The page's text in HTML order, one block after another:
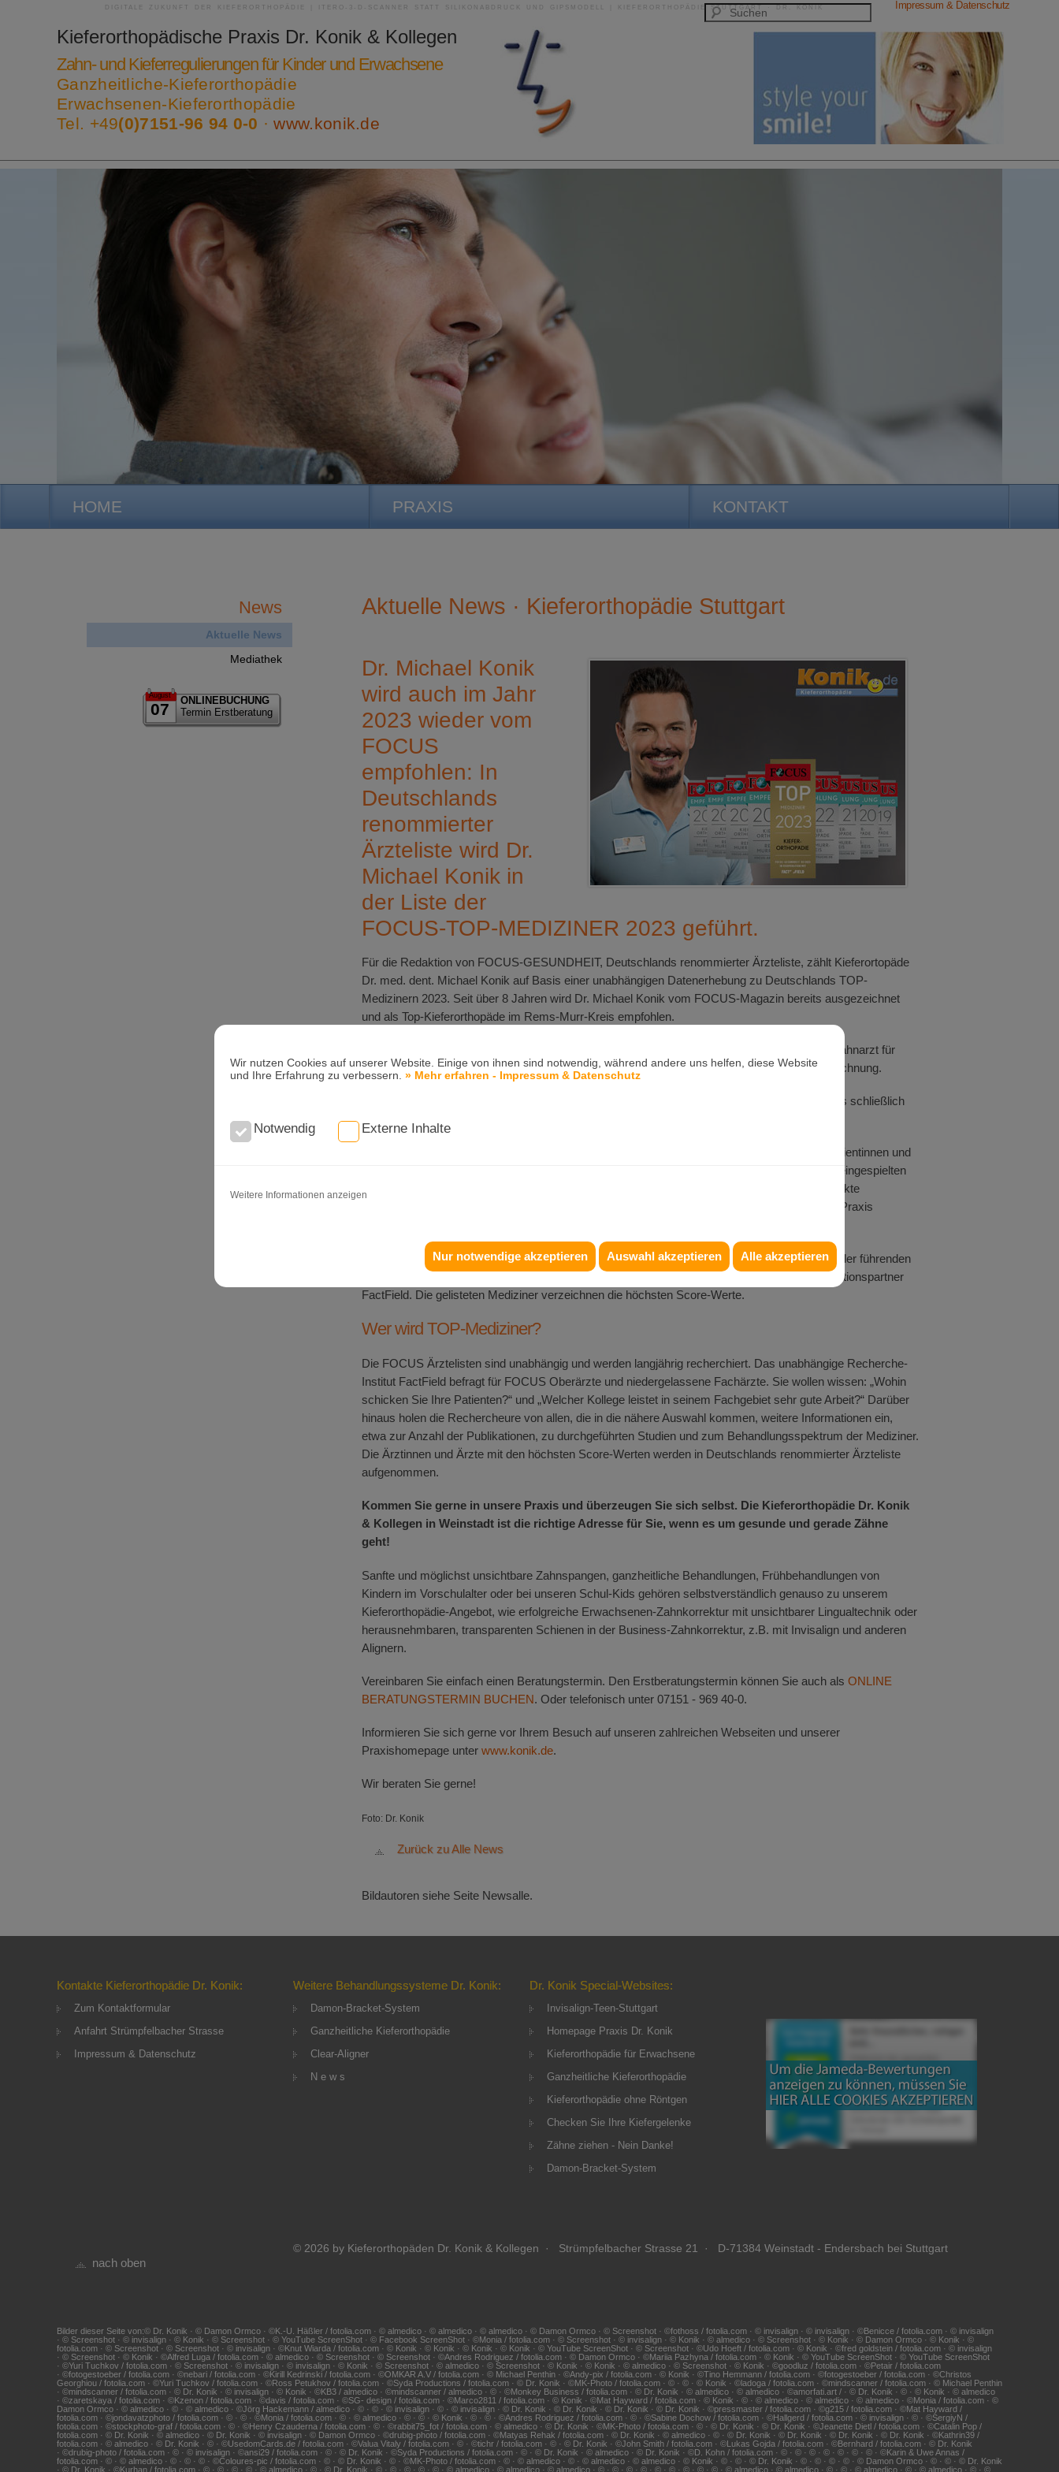
Wir nutzen Cookies auf unserer Website. Einige von ihnen sind notwendig, während andere uns helfen, diese Website
und Ihre Erfahrung zu verbessern. » Mehr erfahren - Impressum & Datenschutz
Notwendig Externe Inhalte
Weitere Informationen anzeigen
Nur notwendige akzeptieren Auswahl akzeptieren Alle akzeptieren
Impressum & Datenschutz
DIGITALE ZUKUNFT DER KIEFERORTHOPÄDIE | ITERO-3-D-SCANNER STATT SILIKONABDRUCK UND GIPSMODELL | KIEFERORTHOPÄDIE STUTTGART · DR. KONIK
Kieferorthopädische Praxis Dr. Konik & Kollegen
Zahn- und Kieferregulierungen für Kinder und Erwachsene
Ganzheitliche-Kieferorthopädie
Erwachsenen-Kieferorthopädie
Tel. +49(0)7151-96 94 0-0 ·www.konik.de
HOME PRAXIS KONTAKT
News
Aktuelle News
Mediathek
August
07
ONLINEBUCHUNG
Termin Erstberatung
Aktuelle News · Kieferorthopädie Stuttgart
Dr. Michael Konik
wird auch im Jahr
2023 wieder vom
FOCUS
empfohlen: In
Deutschlands
renommierter
Ärzteliste wird Dr.
Michael Konik in
der Liste der
FOCUS-TOP-MEDIZINER 2023 geführt.
Für die Redaktion von FOCUS-GESUNDHEIT, Deutschlands renommierter Ärzteliste, zählt Kieferortopäde
Dr. med. dent. Michael Konik auf Basis einer unabhängigen Datenerhebung zu Deutschlands TOP-
Medizinern 2023. Seit über 8 Jahren wird Dr. Michael Konik vom FOCUS-Magazin bereits ausgezeichnet
und als Top-Kieferorthopäde im Rems-Murr-Kreis empfohlen.
Der Gründer der Praxis Dr. Konik & Kollegen in Weinstadt bei Stuttgart und engagierter Fachzahnarzt für
Kieferorthopädie Dr. Michael Konik freut sich mit seinem gesamten Team über die tolle Auszeichnung.
Gleich als erstes dankte er seinem gesamten Team. Ohne die exzellente Teamarbeit wäre dies schließlich
"Es freut mich sehr, und es macht das gesamte Team stolz, dass unsere Arbeit für unsere Patientinnen und
Patienten auch eine solche Anerkennung findet. Es bereitet mir zusammen mit einem perfekt eingespielten
Praxisteam eine große Freude, Patienten helfen zu können, die eine gesunde, ästhetisch perfekte
Zahnstellung wünschen oder beispielsweise mit Kiefergelenk- oder Muskelproblemen unsere Praxis
Seit 30 Jahren veröffentlichen die Magazine FOCUS und FOCUS-GESUNDHEIT Ärztelisten der führenden
Mediziner in Deutschland. Die Listen entstehen in umfangreicher Recherche mit dem Kooperationspartner
FactField. Die gelisteten Mediziner verzeichnen die höchsten Score-Werte.
Wer wird TOP-Mediziner?
Die FOCUS Ärztelisten sind unabhängig und werden langjährig recherchiert. Das unabhängige Recherche-
Institut FactField befragt für FOCUS Oberärzte und niedergelassene Fachärzte. Sie wollen wissen: „Wohin
schicken Sie Ihre Patienten?“ und „Welcher Kollege leistet in seinem Fachgebiet sehr gute Arbeit?“ Darüber
hinaus holen die Rechercheure von allen, die in die nähere Auswahl kommen, weitere Informationen ein,
etwa zur Anzahl der Publikationen, zu durchgeführten Studien und zum Behandlungsspektrum der Mediziner.
Die Ärztinnen und Ärzte mit den höchsten Score-Werten werden in Deutschlands renommierter Ärzteliste
aufgenommen.
Kommen Sie gerne in unsere Praxis und überzeugen Sie sich selbst. Die Kieferorthopädie Dr. Konik
& Kollegen in Weinstadt ist die richtige Adresse für Sie, wenn es um gesunde und gerade Zähne
geht!
Sanfte und möglichst unsichtbare Zahnspangen, ganzheitliche Behandlungen, Frühbehandlungen von
Kindern im Vorschulalter oder bei unseren Schul-Kids gehören selbstverständlich genauso zu unserem
Kieferorthopädie-Angebot, wie erfolgreiche Erwachsenen-Zahnkorrektur mit unsichtbarer Lingualtechnik oder
herausnehmbaren, transparenten Schienen in der Business-Zahnkorrektur, z.B. mit Invisalign und anderen
Alignern.
Vereinbaren Sie einfach einen Beratungstermin. Den Erstberatungstermin können Sie auch als ONLINE
BERATUNGSTERMIN BUCHEN. Oder telefonisch unter 07151 - 969 40-0.
Informieren Sie sich gerne vor Ihrem Besuch auf unseren zahlreichen Webseiten und unserer
Praxishomepage unter www.konik.de.
Wir beraten Sie gerne!
Foto: Dr. Konik
Zurück zu Alle News
Bildautoren siehe Seite Newsalle.
Kontakte Kieferorthopädie Dr. Konik:
Zum Kontaktformular
Anfahrt Strümpfelbacher Strasse
Impressum & Datenschutz
Weitere Behandlungssysteme Dr. Konik:
Damon-Bracket-System
Ganzheitliche Kieferorthopädie
Clear-Aligner
N e w s
Dr. Konik Special-Websites:
Invisalign-Teen-Stuttgart
Homepage Praxis Dr. Konik
Kieferorthopädie für Erwachsene
Ganzheitliche Kieferorthopädie
Kieferorthopädie ohne Röntgen
Checken Sie Ihre Kiefergelenke
Zähne ziehen - Nein Danke!
Damon-Bracket-System
nach oben
© 2026 by Kieferorthopäden Dr. Konik & Kollegen · Strümpfelbacher Strasse 21 · D-71384 Weinstadt - Endersbach bei Stuttgart
Bilder dieser Seite von:© Dr. Konik · © Damon Ormco · ©K.-U. Häßler / fotolia.com · © almedico · © almedico · © almedico · © Damon Ormco · © Screenshot · ©fothoss / fotolia.com · © invisalign · © invisalign · ©Benicce / fotolia.com · © invisalign
· © Screenshot · © invisalign · © Konik · © Screenshot · © YouTube ScreenShot · © Facebook ScreenShot · ©Monia / fotolia.com · © Screenshot · © invisalign · © Konik · © almedico · © Screenshot · © Konik · © Damon Ormco · © Konik · ©
fotolia.com · © Screenshot · © Screenshot · © invisalign · ©Knut Wiarda / fotolia.com · © Konik · © Konik · © Konik · © Konik · © YouTube ScreenShot · © Screenshot · ©Udo Hoeft / fotolia.com · © Konik · ©fred goldstein / fotolia.com · © invisalign
· © Screenshot · © Konik · ©Alfred Luga / fotolia.com · © almedico · © Screenshot · © Screenshot · ©Andres Rodriguez / fotolia.com · © Damon Ormco · ©Mariia Pazhyna / fotolia.com · © Konik · © YouTube ScreenShot · © YouTube ScreenShot
· ©Yuri Tuchkov / fotolia.com · © Screenshot · © invisalign · © invisalign · © Konik · © Screenshot · © almedico · © Screenshot · © Konik · © Konik · © almedico · © Screenshot · © Konik · ©goodluz / fotolia.com · ©Petair / fotolia.com
· ©fotogestoeber / fotolia.com · ©nebari / fotolia.com · ©Kirill Kedrinski / fotolia.com · ©OMKAR A.V / fotolia.com · © Michael Penthin · ©Andy-pix / fotolia.com · © Konik · ©Tino Hemmann / fotolia.com · ©fotogestoeber / fotolia.com · ©Christos
Georghiou / fotolia.com · ©Yuri Tuchkov / fotolia.com · ©Ross Petukhov / fotolia.com · ©Syda Productions / fotolia.com · © Dr. Konik · ©MK-Photo / fotolia.com · © · © · © Konik · ©ladoga / fotolia.com · ©mindscanner / fotolia.com · © Michael Penthin
· ©mindscanner / fotolia.com · © Dr. Konik · © invisalign · © Konik · ©KB3 / almedico · ©mindscanner / almedico · © · ©Monkey Business / fotolia.com · © Dr. Konik · © almedico · © almedico · ©amorfati.art / · © Dr. Konik · © · © Konik · © almedico
· ©zaretskaya / fotolia.com · ©Kzenon / fotolia.com · ©davis / fotolia.com · ©SG- design / fotolia.com · ©Marco2811 / fotolia.com · © Konik · ©Mat Hayward / fotolia.com · © Konik · © · © almedico · © almedico · © almedico · ©Monia / fotolia.com · ©
Damon Ormco · © almedico · © · © almedico · ©Jörg Hackemann / almedico · © · © · © invisalign · © · © invisalign · © Dr. Konik · © Dr. Konik · © Dr. Konik · © Dr. Konik · ©pressmaster / fotolia.com · ©g215 / fotolia.com · ©Mat Hayward /
fotolia.com · ©jondavatzphoto / fotolia.com · © · © · ©Monia / fotolia.com · © · © almedico · © · © · © Konik · © · © · ©Andres Rodriguez / fotolia.com · © · ©Sabine Dochow / fotolia.com · ©Hallgerd / fotolia.com · © invisalign · © · ©SergiyN /
fotolia.com · ©stockphoto-graf / fotolia.com · © · ©Henry Czauderna / fotolia.com · © · ©rabbit75_fot / fotolia.com · © almedico · © Dr. Konik · ©MK-Photo / fotolia.com · © · © Dr. Konik · © Dr. Konik · ©Jeanette Dietl / fotolia.com · ©Catalin Pop /
fotolia.com · © Dr. Konik · © almedico · © Dr. Konik · © invisalign · © Damon Ormco · ©drubig-photo / fotolia.com · ©Matyas Rehak / fotolia.com · © Dr. Konik · © almedico · © · © Dr. Konik · © Dr. Konik · © Dr. Konik · © Dr. Konik · ©Kathrin39 /
fotolia.com · © almedico · © Dr. Konik · © · ©UsedomCards.de / fotolia.com · ©Valua Vitaly / fotolia.com · © · ©tichr / fotolia.com · © · © Dr. Konik · ©John Smith / fotolia.com · ©Lukas Gojda / fotolia.com · ©Bernhard / fotolia.com · © Dr. Konik
· ©drubig-photo / fotolia.com · © · © invisalign · ©ansi29 / fotolia.com · © · © Dr. Konik · ©Syda Productions / fotolia.com · © · © Dr. Konik · © almedico · © Dr. Konik · ©D. Kohn / fotolia.com · © · © · © · © · © · © · © · ©Karin & Uwe Annas /
fotolia.com · © · © almedico · © · © · © · ©Coloures-pic / fotolia.com · © · © Dr. Konik · © · ©MK-Photo / fotolia.com · © · © almedico · © · © almedico · © almedico · © Konik · © · © · © Dr. Konik · © · © · © · © · © Damon Ormco · © · © · © Dr. Konik
· © Dr. Konik · ©Kurhan / fotolia.com · © · © · © · © · © almedico · © · © Dr. Konik · © · © · © · © · © · © almedico · © almedico · © almedico · © · © · © · © · © · © · © · © · © · © almedico · © almedico · © · © · © almedico · © · © almedico · © · ©